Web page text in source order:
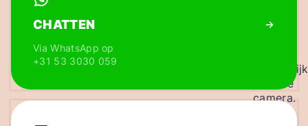
CHATTEN
Via WhatsApp op
+31 53 3030 059